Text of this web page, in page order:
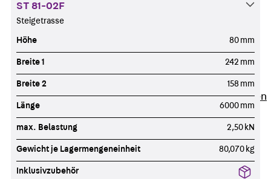
Karriere
Stellenausschreibungen
ST 81-02F
Steigetrasse
Höhe 80 mm
Breite 1 242 mm
Breite 2 158 mm
Länge 6000 mm
max. Belastung 2,50 kN
Gewicht je Lagermengeneinheit 80,070 kg
Inklusivzubehör